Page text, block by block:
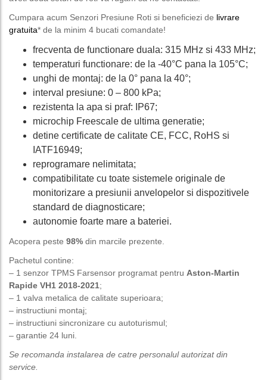
Cumpara acum Senzori Presiune Roti si beneficiezi de livrare
gratuita* de la minim 4 bucati comandate!
frecventa de functionare duala: 315 MHz si 433 MHz;
temperaturi functionare: de la -40°C pana la 105°C;
unghi de montaj: de la 0° pana la 40°;
interval presiune: 0 – 800 kPa;
rezistenta la apa si praf: IP67;
microchip Freescale de ultima generatie;
detine certificate de calitate CE, FCC, RoHS si
IATF16949;
reprogramare nelimitata;
compatibilitate cu toate sistemele originale de
monitorizare a presiunii anvelopelor si dispozitivele
standard de diagnosticare;
autonomie foarte mare a bateriei.
Acopera peste 98% din marcile prezente.
Pachetul contine:
– 1 senzor TPMS Farsensor programat pentru Aston-Martin
Rapide VH1 2018-2021;
– 1 valva metalica de calitate superioara;
– instructiuni montaj;
– instructiuni sincronizare cu autoturismul;
– garantie 24 luni.
Se recomanda instalarea de catre personalul autorizat din
service.